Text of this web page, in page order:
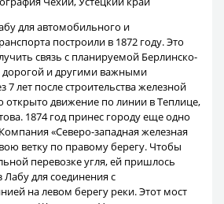
для автомобильного и
построили в 1872 году. Это
связь с планируемой Берлинско-
дорогой и другими важными
7 лет после строительства железной
открыто движение по линии в Теплице,
1874 год принес городу еще одно
«Северо-западная железная
ветку по правому берегу. Чтобы
перевозке угля, ей пришлось
Лабу для соединения с
на левом берегу реки. Этот мост